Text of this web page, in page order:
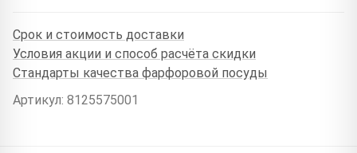
Срок и стоимость доставки
Условия акции и способ расчёта скидки
Стандарты качества фарфоровой посуды
Артикул: 8125575001